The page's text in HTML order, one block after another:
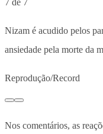
Nizam é acudido pelos
ansiedade pela morte da
Reprodução/Record
Nos comentários, as